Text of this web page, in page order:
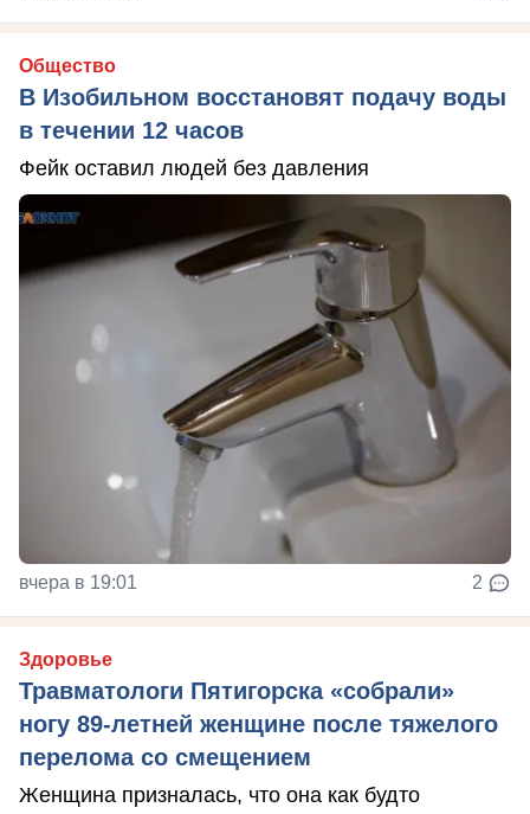
Общество
В Изобильном восстановят подачу воды
в течении 12 часов
Фейк оставил людей без давления
вчера в 19:01 2
Здоровье
Травматологи Пятигорска «собрали»
ногу 89-летней женщине после тяжелого
перелома со смещением
Женщина призналась, что она как будто